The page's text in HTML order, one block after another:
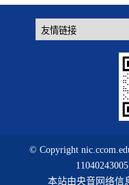
© Copyright
本站由央音网络信